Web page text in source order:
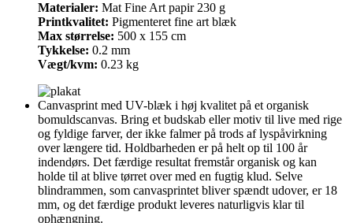
Materialer: Mat Fine Art papir 230 g
Printkvalitet: Pigmenteret fine art blæk
Max størrelse: 500 x 155 cm
Tykkelse: 0.2 mm
Vægt/kvm: 0.23 kg
Canvasprint med UV-blæk i høj kvalitet på et organisk
bomuldscanvas. Bring et budskab eller motiv til live med rige
og fyldige farver, der ikke falmer på trods af lyspåvirkning
over længere tid. Holdbarheden er på helt op til 100 år
indendørs. Det færdige resultat fremstår organisk og kan
holde til at blive tørret over med en fugtig klud. Selve
blindrammen, som canvasprintet bliver spændt udover, er 18
mm, og det færdige produkt leveres naturligvis klar til
ophængning.